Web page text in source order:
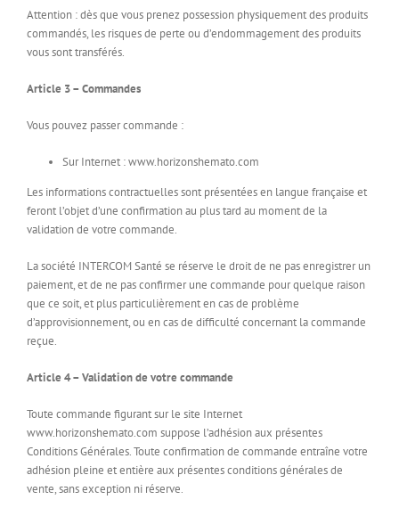
Attention : dès que vous prenez possession physiquement des produits
commandés, les risques de perte ou d’endommagement des produits
vous sont transférés.
Article 3 – Commandes
Vous pouvez passer commande :
Sur Internet : www.horizonshemato.com
Les informations contractuelles sont présentées en langue française et
feront l’objet d’une confirmation au plus tard au moment de la
validation de votre commande.
La société INTERCOM Santé se réserve le droit de ne pas enregistrer un
paiement, et de ne pas confirmer une commande pour quelque raison
que ce soit, et plus particulièrement en cas de problème
d’approvisionnement, ou en cas de difficulté concernant la commande
reçue.
Article 4 – Validation de votre commande
Toute commande figurant sur le site Internet
www.horizonshemato.com suppose l’adhésion aux présentes
Conditions Générales. Toute confirmation de commande entraîne votre
adhésion pleine et entière aux présentes conditions générales de
vente, sans exception ni réserve.